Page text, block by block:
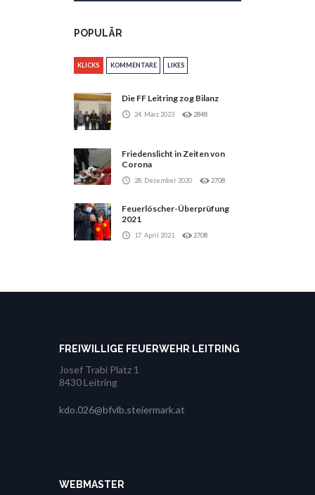
POPULÄR
KLICKS KOMMENTARE LIKES
Die FF Leitring zog Bilanz
24. März 2023 2848
Friedenslicht in Zeiten von
Corona
28. Dezember 2020 2708
Feuerlöscher-Überprüfung
2021
17. April 2021 2708
FREIWILLIGE FEUERWEHR LEITRING
Josef Trabi Platz 1
8430 Leitring
kdo.026@bfvlb.steiermark.at
WEBMASTER